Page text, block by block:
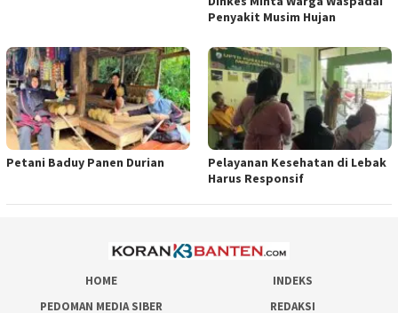
Penyakit Musim Hujan
Petani Baduy Panen Durian
Pelayanan Kesehatan di Lebak
Harus Responsif
HOME
INDEKS
PEDOMAN MEDIA SIBER
REDAKSI